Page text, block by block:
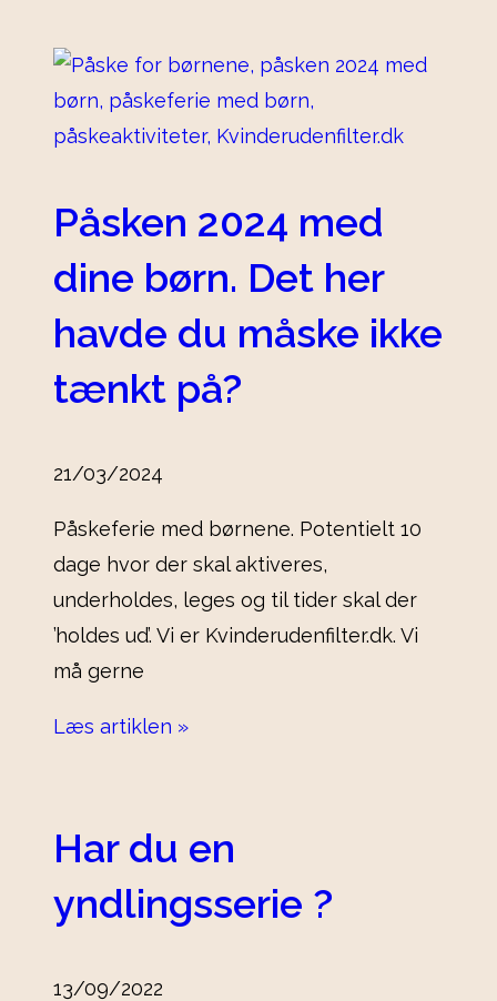
Påsken 2024 med
dine børn. Det her
havde du måske ikke
tænkt på?
21/03/2024
Påskeferie med børnene. Potentielt 10
dage hvor der skal aktiveres,
underholdes, leges og til tider skal der
’holdes ud’. Vi er Kvinderudenfilter.dk. Vi
må gerne
Læs artiklen »
Har du en
yndlingsserie ?
13/09/2022